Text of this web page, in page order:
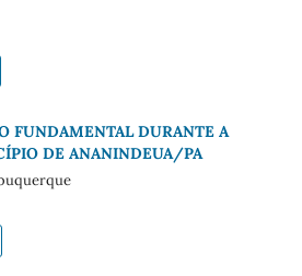
FUNDAMENTAL DURANTE A
DE ANANINDEUA/PA